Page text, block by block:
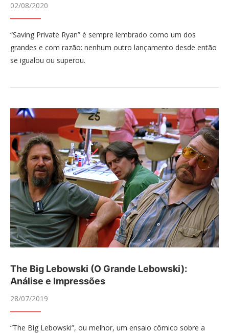
02/08/2020
“Saving Private Ryan” é sempre lembrado como um dos
grandes e com razão: nenhum outro lançamento desde então
se igualou ou superou.
The Big Lebowski (O Grande Lebowski):
Análise e Impressões
28/07/2019
“The Big Lebowski”, ou melhor, um ensaio cômico sobre a